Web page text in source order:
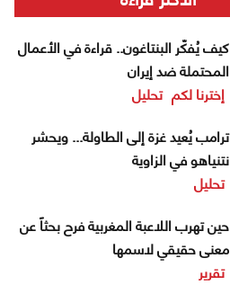
كيف يُفكّر البنتاغون.. قراءة في الأعمال
المحتملة ضد إيران
إخترنا لكم تحليل
ترامب يُعيد غزة إلى الطاولة... ويحشر
نتنياهو في الزاوية
تحليل
حين تهرب اللاعبة المغربية فرح بحثاً عن
معنى حقيقي لاسمها
تقرير